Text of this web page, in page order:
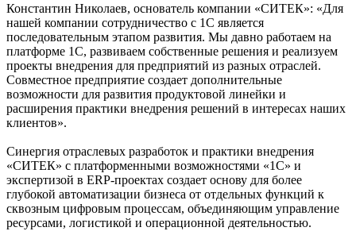
Константин Николаев, основатель компании «СИТЕК»: «Для
нашей компании сотрудничество с 1С является
последовательным этапом развития. Мы давно работаем на
платформе 1С, развиваем собственные решения и реализуем
проекты внедрения для предприятий из разных отраслей.
Совместное предприятие создает дополнительные
возможности для развития продуктовой линейки и
расширения практики внедрения решений в интересах наших
клиентов».
Синергия отраслевых разработок и практики внедрения
«СИТЕК» с платформенными возможностями «1С» и
экспертизой в ERP-проектах создает основу для более
глубокой автоматизации бизнеса от отдельных функций к
сквозным цифровым процессам, объединяющим управление
ресурсами, логистикой и операционной деятельностью.